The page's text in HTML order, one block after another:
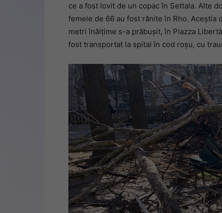
ce a fost lovit de un copac în Settala. Alte
femeie de 66 au fost rănite în Rho. Aceștia
metri înălțime s-a prăbușit, în Piazza
fost transportat la spital în cod roșu, cu